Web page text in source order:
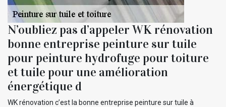
N’oubliez pas d’appeler WK rénovation
bonne entreprise peinture sur tuile
pour peinture hydrofuge pour toiture
et tuile pour une amélioration
énergétique d
WK rénovation c’est la bonne entreprise peinture sur tuile à